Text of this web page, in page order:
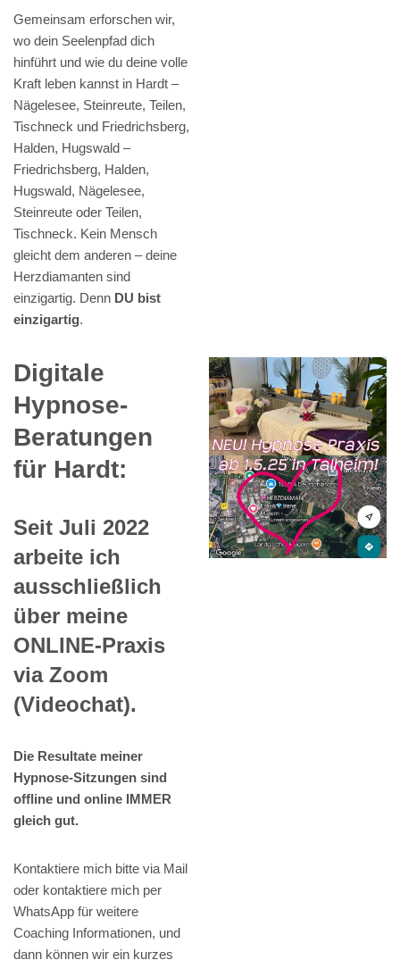
Gemeinsam erforschen wir,
wo dein Seelenpfad dich
hinführt und wie du deine volle
Kraft leben kannst in Hardt –
Nägelesee, Steinreute, Teilen,
Tischneck und Friedrichsberg,
Halden, Hugswald –
Friedrichsberg, Halden,
Hugswald, Nägelesee,
Steinreute oder Teilen,
Tischneck. Kein Mensch
gleicht dem anderen – deine
Herzdiamanten sind
einzigartig. Denn DU bist
einzigartig.
Digitale
Hypnose-
Beratungen
für Hardt:
Seit Juli 2022
arbeite ich
ausschließlich
über meine
ONLINE-Praxis
via Zoom
(Videochat).
Die Resultate meiner
Hypnose-Sitzungen sind
offline und online IMMER
gleich gut.
Kontaktiere mich bitte via Mail
oder kontaktiere mich per
WhatsApp für weitere
Coaching Informationen, und
dann können wir ein kurzes